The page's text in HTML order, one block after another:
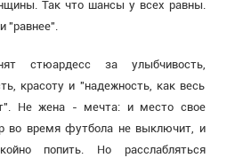
Так что шансы у всех равны.
"равнее".
стюардесс за улыбчивость,
красоту и "надежность, как весь
Не жена - мечта: и место свое
во время футбола не выключит, и
попить. Но расслабляться